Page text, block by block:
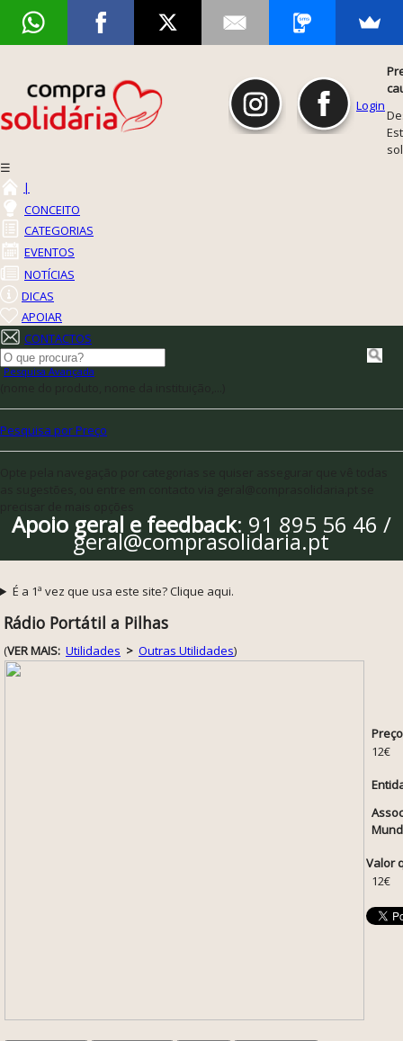
Login
☰
|
CONCEITO
CATEGORIAS
EVENTOS
NOTÍCIAS
DICAS
APOIAR
CONTACTOS
Pesquisa Avançada
Pesquisa por Preço
Apoio geral e feedback: 91 895 56 46 /
geral@comprasolidaria.pt
É a 1ª vez que usa este site? Clique aqui.
Rádio Portátil a Pilhas
(VER MAIS: Utilidades > Outras Utilidades)
12€
Valor
12€